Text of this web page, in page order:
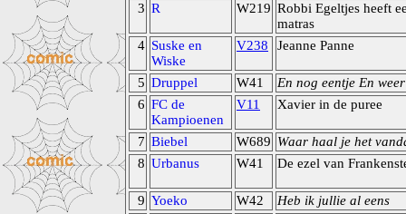
3 R W219 Robbi Egeltjes heeft
matras
4 Suske en
Wiske
V238 Jeanne Panne
5 Druppel W41
En nog eentje En weer
6 FC de
Kampioenen
V11 Xavier in de puree
7 Biebel W689 Waar haal je het
8 Urbanus W41 De ezel van
9 Yoeko W42
Heb ik jullie al eens